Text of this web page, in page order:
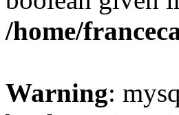
/home/
Warning: